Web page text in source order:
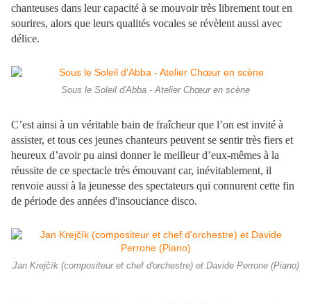
chanteuses dans leur capacité à se mouvoir très librement tout en
sourires, alors que leurs qualités vocales se révèlent aussi avec
délice.
Sous le Soleil d'Abba - Atelier Chœur en scène
C’est ainsi à un véritable bain de fraîcheur que l’on est invité à
assister, et tous ces jeunes chanteurs peuvent se sentir très fiers et
heureux d’avoir pu ainsi donner le meilleur d’eux-mêmes à la
réussite de ce spectacle très émouvant car, inévitablement, il
renvoie aussi à la jeunesse des spectateurs qui connurent cette fin
de période des années d'insouciance disco.
Jan Krejčík (compositeur et chef d'orchestre) et Davide Perrone (Piano)